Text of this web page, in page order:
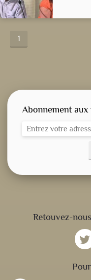
1
Retouvez-
Abonnement